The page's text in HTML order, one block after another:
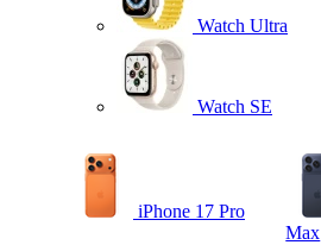
Watch Ultra
Watch SE
iPhone 17 Pro
Max